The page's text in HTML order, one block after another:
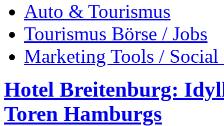
Auto & Tourismus
Tourismus Börse / Jobs
Marketing Tools /
Hotel Breitenburg:
Toren Hamburgs